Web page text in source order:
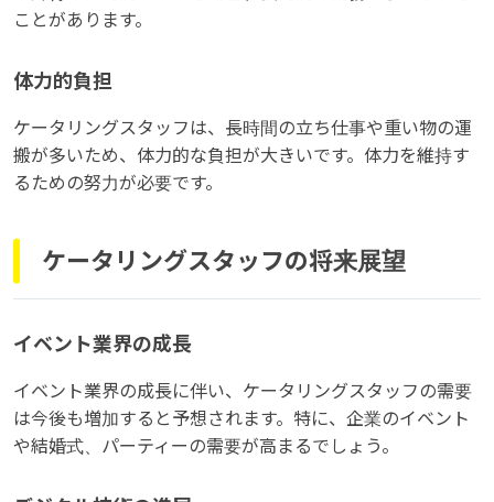
ことがあります。
体力的負担
ケータリングスタッフは、長時間の立ち仕事や重い物の運
搬が多いため、体力的な負担が大きいです。体力を維持す
るための努力が必要です。
ケータリングスタッフの将来展望
イベント業界の成長
イベント業界の成長に伴い、ケータリングスタッフの需要
は今後も増加すると予想されます。特に、企業のイベント
や結婚式、パーティーの需要が高まるでしょう。